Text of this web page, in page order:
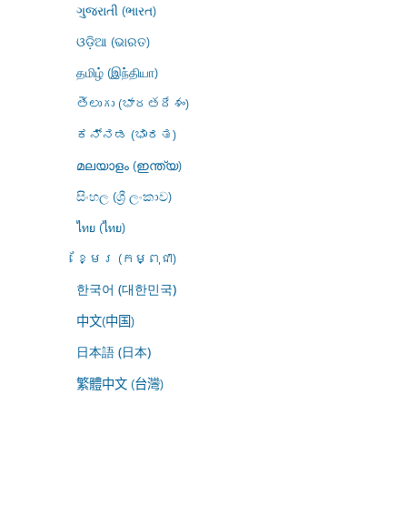
ગુજરાતી (ભારત)
ଓଡ଼ିଆ (ଭାରତ)
தமிழ் (இந்தியா)
తెలుగు (భారతదేశం)
ಕನ್ನಡ (ಭಾರತ)
മലയാളം (ഇന്ത്യ)
සිංහල (ශ්‍රී ලංකාව)
ไทย (ไทย)
ខ្មែរ (កម្ពុជា)
한국어 (대한민국)
中文(中国)
日本語 (日本)
繁體中文 (台灣)